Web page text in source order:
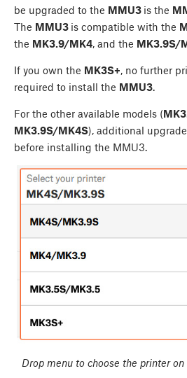
be upgraded to the MMU3 is the
The MMU3 is compatible with the
the MK3.9/MK4, and the MK3.9S/
If you own the MK3S+, no further
required to install the MMU3.
For the other available models (
MK3.9S/MK4S), additional
before installing the MMU3.
Drop menu to choose the printer